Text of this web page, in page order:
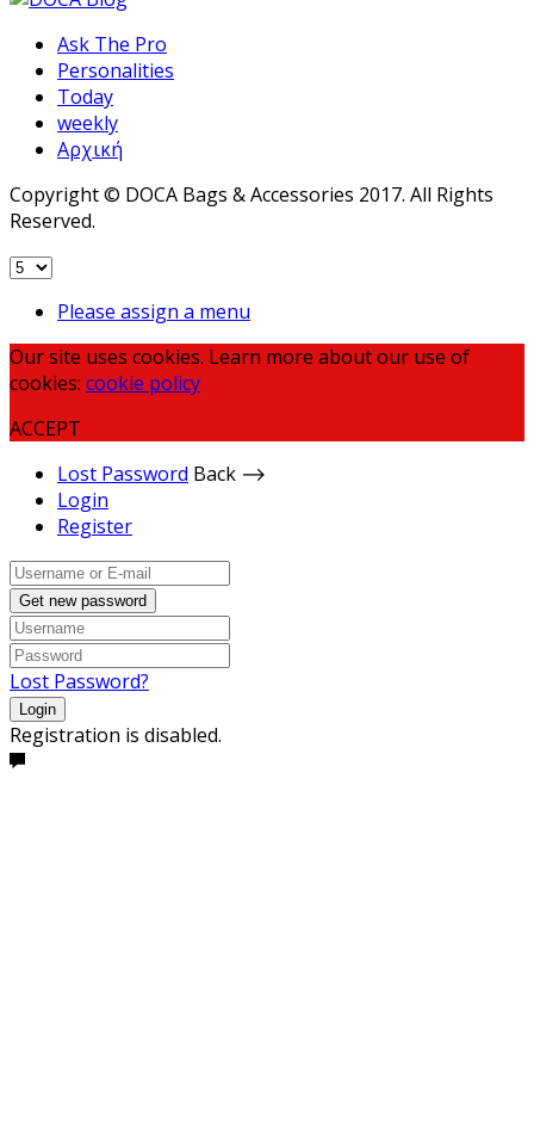
Ask The Pro
Personalities
Today
weekly
Αρχική
Copyright © DOCA Bags & Accessories 2017. All Rights
Reserved.
Please assign a menu
Our site uses cookies. Learn more about our use of
cookies: cookie policy
ACCEPT
Lost Password Back ⟶
Login
Register
Get new password
Lost Password?
Login
Registration is disabled.